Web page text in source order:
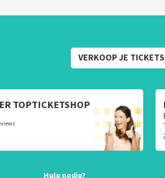
VERKOOP JE TICKETS
TOPTICKETSHOP
Hulp nodig?